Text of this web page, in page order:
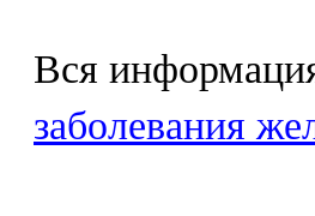
Вся
заболевания